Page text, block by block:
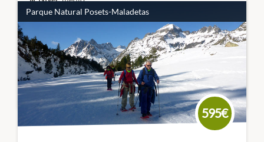
Duración:
Un inolvidable viaje de aventura conraquetas de nieve en
Benasque. 5 días para descubrir esta zona con raquetas
¡Vente con nosotros a esta escapada y no te arrepentirás!
CÓDIGO VIAJE: 002RES
Parque Natural Posets-Maladetas
595€